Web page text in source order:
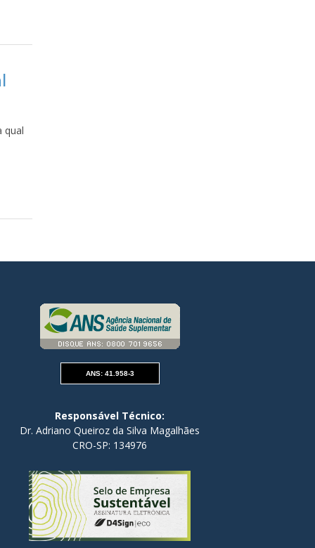
qual
ANS: 41.958-3
Responsável Técnico:
Dr. Adriano Queiroz da Silva Magalhães
CRO-SP: 134976